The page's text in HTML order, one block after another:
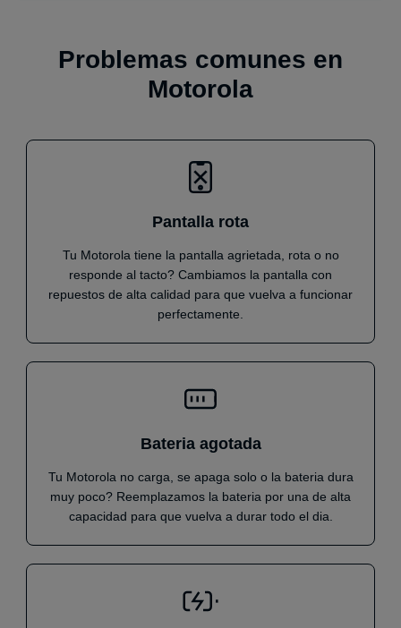
Problemas comunes en
Motorola
Pantalla rota
Tu Motorola tiene la pantalla agrietada, rota o no
responde al tacto? Cambiamos la pantalla con
repuestos de alta calidad para que vuelva a funcionar
perfectamente.
Bateria agotada
Tu Motorola no carga, se apaga solo o la bateria dura
muy poco? Reemplazamos la bateria por una de alta
capacidad para que vuelva a durar todo el dia.